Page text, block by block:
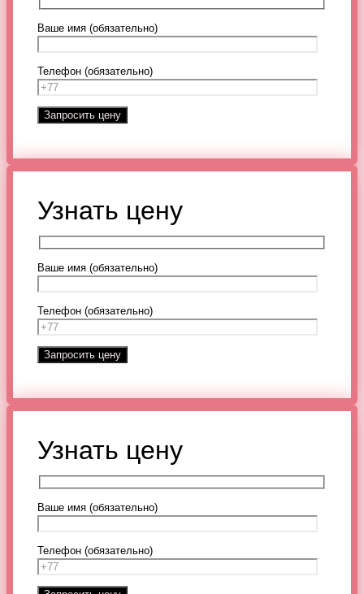
Ваше имя (обязательно)
Телефон (обязательно)
Узнать цену
Ваше имя (обязательно)
Телефон (обязательно)
Узнать цену
Ваше имя (обязательно)
Телефон (обязательно)